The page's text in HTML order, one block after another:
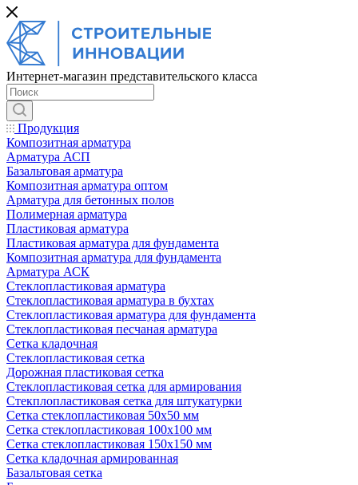
Интернет-магазин представительского класса
Продукция
Композитная арматура
Арматура АСП
Базальтовая арматура
Композитная арматура оптом
Арматура для бетонных полов
Полимерная арматура
Пластиковая арматура
Пластиковая арматура для фундамента
Композитная арматура для фундамента
Арматура АСК
Cтеклопластиковая арматура
Стеклопластиковая арматура в бухтах
Стеклопластиковая арматура для фундамента
Стеклопластиковая песчаная арматура
Сетка кладочная
Стеклопластиковая сетка
Дорожная пластиковая сетка
Стеклопластиковая сетка для армирования
Стекплопластиковая сетка для штукатурки
Сетка стеклопластиковая 50x50 мм
Сетка стеклопластиковая 100x100 мм
Сетка стеклопластиковая 150x150 мм
Сетка кладочная армированная
Базальтовая сетка